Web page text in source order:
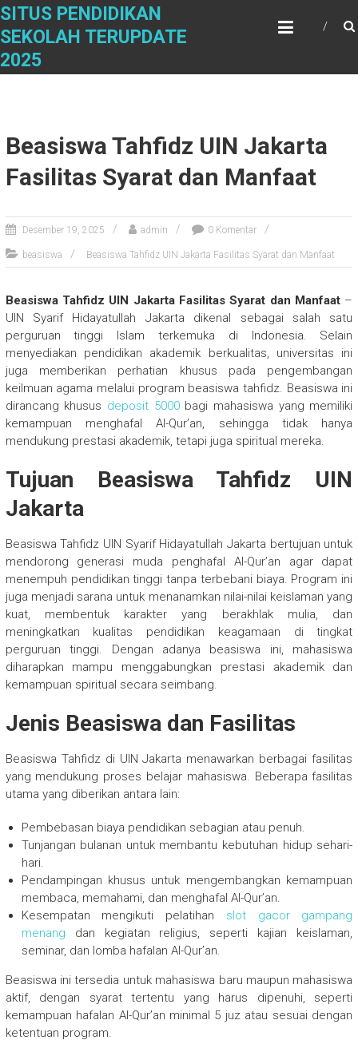
Skip
content
SITUS PENDIDIKAN
SEKOLAH TERUPDATE
2025
Beasiswa Tahfidz UIN Jakarta
Fasilitas Syarat dan Manfaat
Desember 19, 2025 admin 0 Komentar
beasiswa Beasiswa Tahfidz UIN Jakarta Fasilitas Syarat dan Manfaat
Beasiswa Tahfidz UIN Jakarta Fasilitas Syarat dan Manfaat–
UIN Syarif Hidayatullah Jakarta dikenal sebagai salah satu
perguruan tinggi Islam terkemuka di Indonesia. Selain
menyediakan pendidikan akademik berkualitas, universitas ini
juga memberikan perhatian khusus pada pengembangan
keilmuan agama melalui program beasiswa tahfidz. Beasiswa ini
dirancang khusus deposit 5000bagi mahasiswa yang memiliki
kemampuan menghafal Al-Qur’an, sehingga tidak hanya
mendukung prestasi akademik, tetapi juga spiritual mereka.
Tujuan Beasiswa Tahfidz UIN
Jakarta
Beasiswa Tahfidz UIN Syarif Hidayatullah Jakarta bertujuan untuk
mendorong generasi muda penghafal Al-Qur’an agar dapat
menempuh pendidikan tinggi tanpa terbebani biaya. Program ini
juga menjadi sarana untuk menanamkan nilai-nilai keislaman yang
kuat, membentuk karakter yang berakhlak mulia, dan
meningkatkan kualitas pendidikan keagamaan di tingkat
perguruan tinggi. Dengan adanya beasiswa ini, mahasiswa
diharapkan mampu menggabungkan prestasi akademik dan
kemampuan spiritual secara seimbang.
Jenis Beasiswa dan Fasilitas
Beasiswa Tahfidz di UIN Jakarta menawarkan berbagai fasilitas
yang mendukung proses belajar mahasiswa. Beberapa fasilitas
utama yang diberikan antara lain:
Pembebasan biaya pendidikan sebagian atau penuh.
Tunjangan bulanan untuk membantu kebutuhan hidup sehari-
hari.
Pendampingan khusus untuk mengembangkan kemampuan
membaca, memahami, dan menghafal Al-Qur’an.
Kesempatan mengikuti pelatihan slot gacor gampang
menang dan kegiatan religius, seperti kajian keislaman,
seminar, dan lomba hafalan Al-Qur’an.
Beasiswa ini tersedia untuk mahasiswa baru maupun mahasiswa
aktif, dengan syarat tertentu yang harus dipenuhi, seperti
kemampuan hafalan Al-Qur’an minimal 5 juz atau sesuai dengan
ketentuan program.